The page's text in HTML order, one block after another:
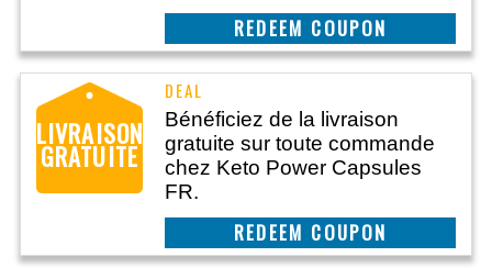
CLAIM THIS DEAL
LIVRAISON
GRATUITE
Bénéficiez de la livraison
gratuite sur toute commande
chez Keto Power Capsules
FR.
CLAIM THIS DEAL